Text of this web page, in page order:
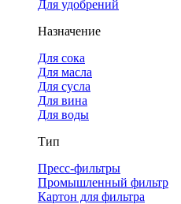
Для удобрений
Назначение
Для сока
Для масла
Для сусла
Для вина
Для воды
Тип
Пресс-фильтры
Промышленный фильтр
Картон для фильтра